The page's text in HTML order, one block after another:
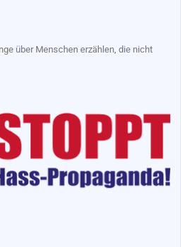
über Menschen erzählen, die nicht